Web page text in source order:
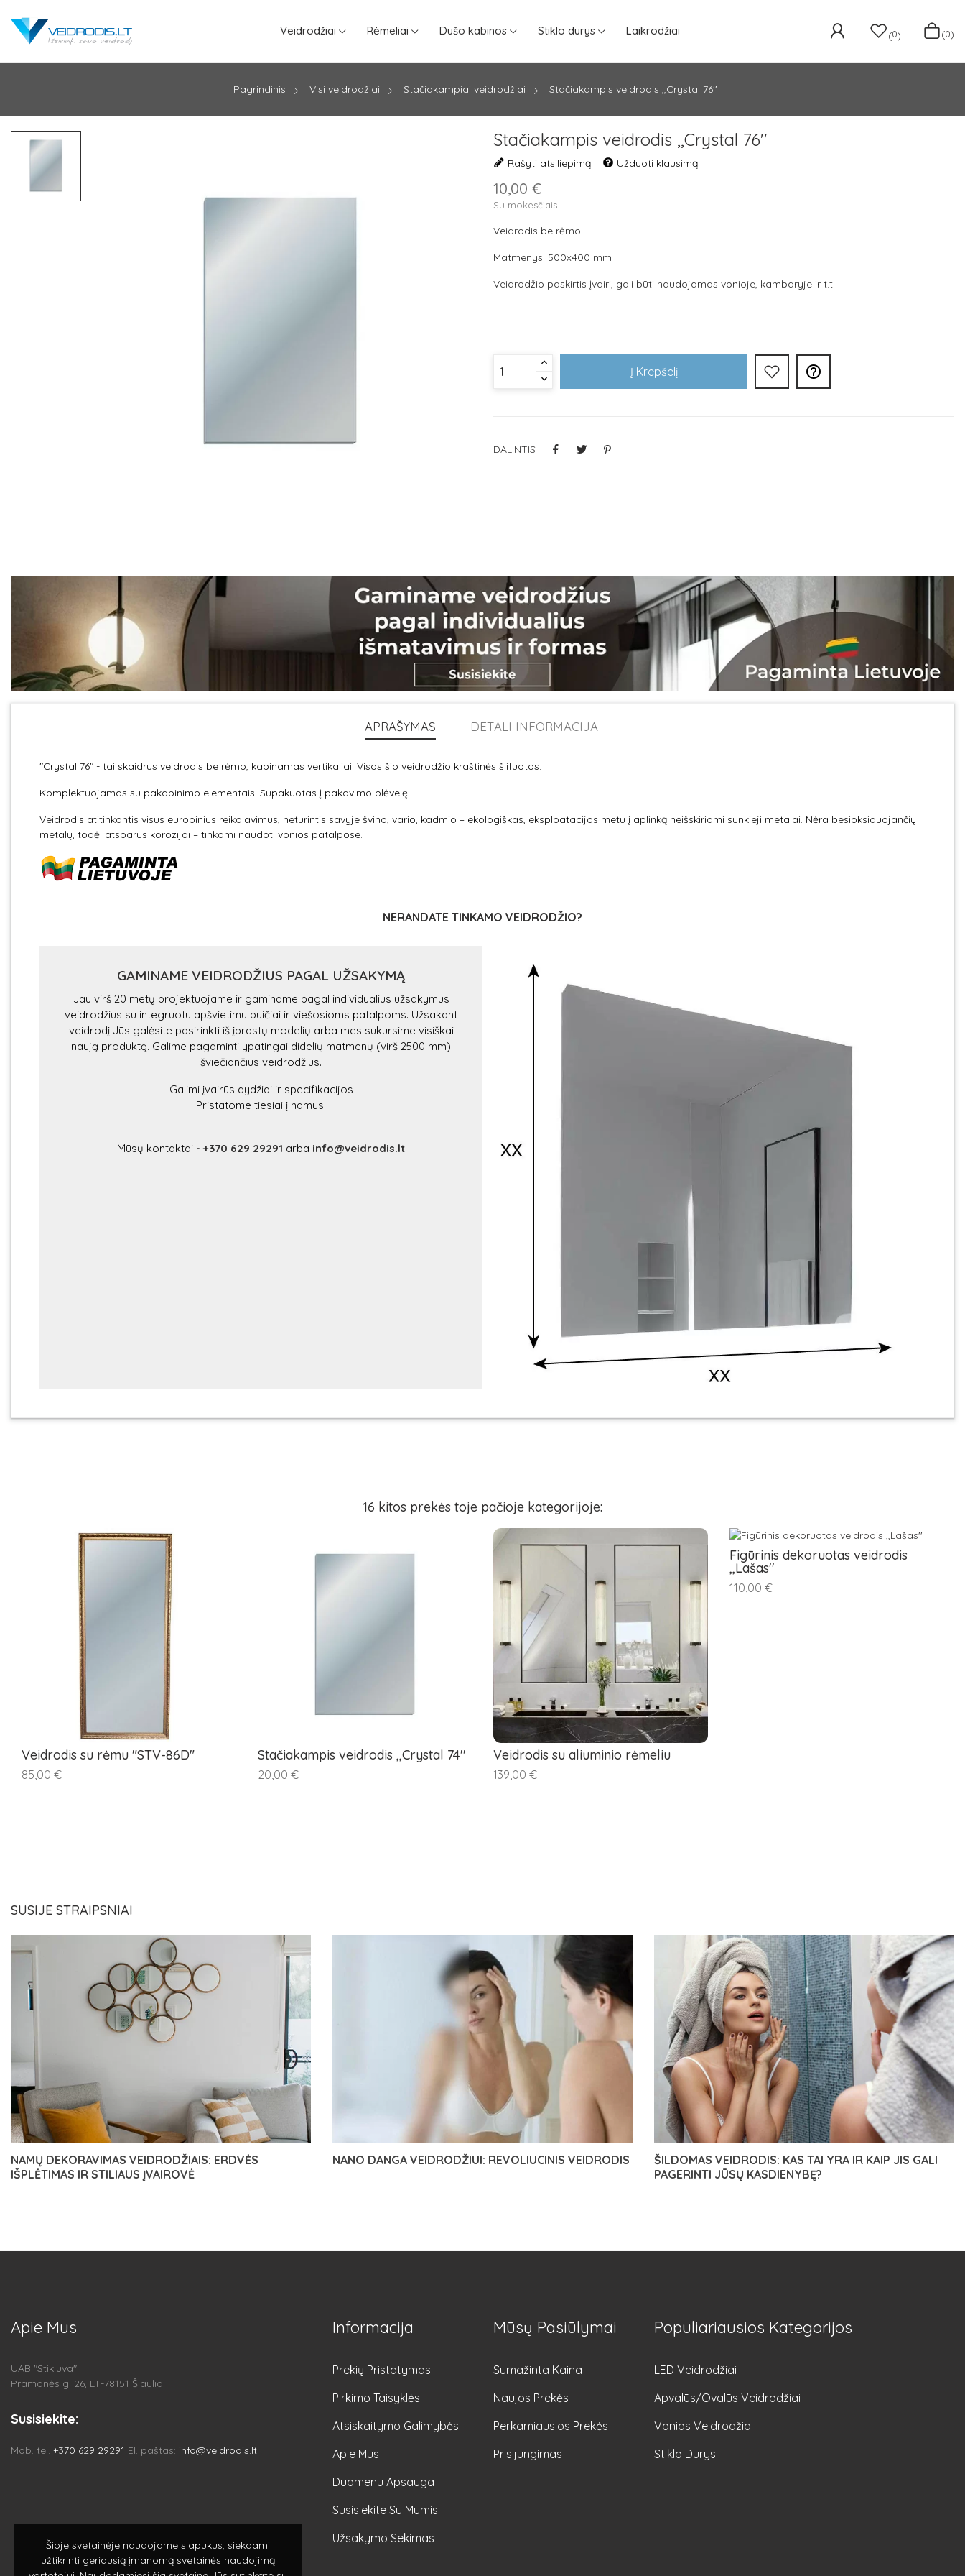
Veidrodžiai Rėmeliai Dušo kabinos Stiklo durys Laikrodžiai (0) (0)
Pagrindinis Visi veidrodžiai Stačiakampiai veidrodžiai Stačiakampis veidrodis ,,Crystal 76''
Stačiakampis veidrodis ,,Crystal 76''
Rašyti atsiliepimą Užduoti klausimą
10,00 €
Su mokesčiais
Veidrodis be rėmo
Matmenys: 500x400 mm
Veidrodžio paskirtis įvairi, gali būti naudojamas vonioje, kambaryje ir t.t.
Į Krepšelį 
DALINTIS
APRAŠYMAS DETALI INFORMACIJA
"Crystal 76" - tai skaidrus veidrodis be rėmo, kabinamas vertikaliai. Visos šio veidrodžio kraštinės šlifuotos.
Komplektuojamas su pakabinimo elementais. Supakuotas į pakavimo plėvelę.
Veidrodis atitinkantis visus europinius reikalavimus, neturintis savyje švino, vario, kadmio – ekologiškas, eksploatacijos metu į aplinką neišskiriami sunkieji metalai. Nėra besioksiduojančių
metalų, todėl atsparūs korozijai – tinkami naudoti vonios patalpose.
NERANDATE TINKAMO VEIDRODŽIO?
GAMINAME VEIDRODŽIUS PAGAL UŽSAKYMĄ
Jau virš 20 metų projektuojame ir gaminame pagal individualius užsakymus
veidrodžius su integruotu apšvietimu buičiai ir viešosioms patalpoms. Užsakant
veidrodį Jūs galėsite pasirinkti iš įprastų modelių arba mes sukursime visiškai
naują produktą. Galime pagaminti ypatingai didelių matmenų (virš 2500 mm)
šviečiančius veidrodžius.
Galimi įvairūs dydžiai ir specifikacijos
Pristatome tiesiai į namus.
Mūsų kontaktai -+370 629 29291 arba info@veidrodis.lt
16 kitos prekės toje pačioje kategorijoje:
Veidrodis su rėmu "STV-86D"
85,00 €
Stačiakampis veidrodis ,,Crystal 74''
20,00 €
Veidrodis su aliuminio rėmeliu
139,00 €
Figūrinis dekoruotas veidrodis
,,Lašas''
110,00 €
SUSIJE STRAIPSNIAI
NAMŲ DEKORAVIMAS VEIDRODŽIAIS: ERDVĖS
IŠPLĖTIMAS IR STILIAUS ĮVAIROVĖ
NANO DANGA VEIDRODŽIUI: REVOLIUCINIS VEIDRODIS
ŠILDOMAS VEIDRODIS: KAS TAI YRA IR KAIP JIS GALI
PAGERINTI JŪSŲ KASDIENYBĘ?
Apie Mus
UAB "Stikluva"
Pramonės g. 26, LT-78151 Šiauliai
Susisiekite:
Mob. tel. +370 629 29291 El. paštas: info@veidrodis.lt
Informacija
Prekių Pristatymas
Pirkimo Taisyklės
Atsiskaitymo Galimybės
Apie Mus
Duomenu Apsauga
Susisiekite Su Mumis
Užsakymo Sekimas
Mūsų Pasiūlymai
Sumažinta Kaina
Naujos Prekės
Perkamiausios Prekės
Prisijungimas
Populiariausios Kategorijos
LED Veidrodžiai
Apvalūs/Ovalūs Veidrodžiai
Vonios Veidrodžiai
Stiklo Durys
Šioje svetainėje naudojame slapukus, siekdami
užtikrinti geriausią įmanomą svetainės naudojimą